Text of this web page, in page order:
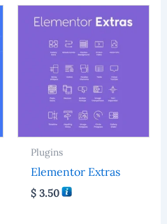
Plugins
Elementor Extras
$ 3.50